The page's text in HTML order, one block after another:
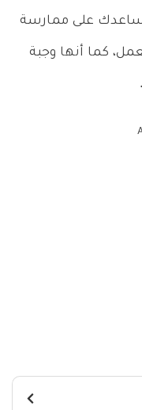
على ممارسة
كما أنها وجبة